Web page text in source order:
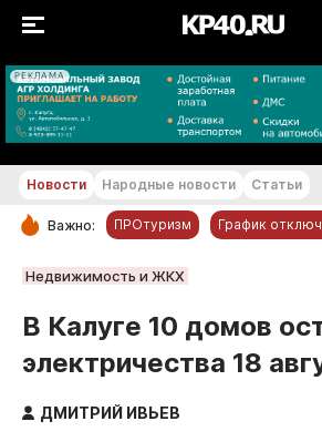
РЕКЛАМА
+25...+26
РУБРИКИ
Новости компаний
Статьи
Народные новости
Новости Народные новости Статьи
Важно: ПРОтуризм График
Недвижимость и ЖКХ
В Калуге 10 домов
электричества 18
ДМИТРИЙ ИВЬЕВ